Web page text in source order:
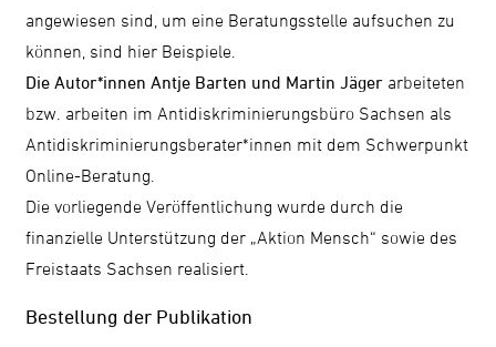
angewiesen sind, um eine Beratungsstelle aufsuchen zu
können, sind hier Beispiele.
Die Autor*innen Antje Barten und Martin Jäger arbeiteten
bzw. arbeiten im Antidiskriminierungsbüro Sachsen als
Antidiskriminierungsberater*innen mit dem Schwerpunkt
Online-Beratung.
Die vorliegende Veröffentlichung wurde durch die
finanzielle Unterstützung der „Aktion Mensch“ sowie des
Freistaats Sachsen realisiert.
Bestellung der Publikation